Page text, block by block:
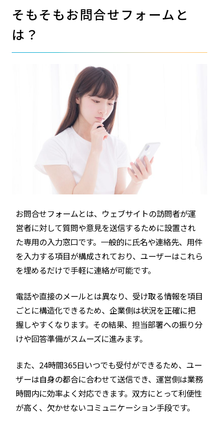
そもそもお問合せフォームと
は？
お問合せフォームとは、ウェブサイトの訪問者が運
営者に対して質問や意見を送信するために設置され
た専用の入力窓口です。一般的に氏名や連絡先、用件
を入力する項目が構成されており、ユーザーはこれら
を埋めるだけで手軽に連絡が可能です。
電話や直接のメールとは異なり、受け取る情報を項目
ごとに構造化できるため、企業側は状況を正確に把
握しやすくなります。その結果、担当部署への振り分
けや回答準備がスムーズに進みます。
また、24時間365日いつでも受付ができるため、ユー
ザーは自身の都合に合わせて送信でき、運営側は業務
時間内に効率よく対応できます。双方にとって利便性
が高く、欠かせないコミュニケーション手段です。